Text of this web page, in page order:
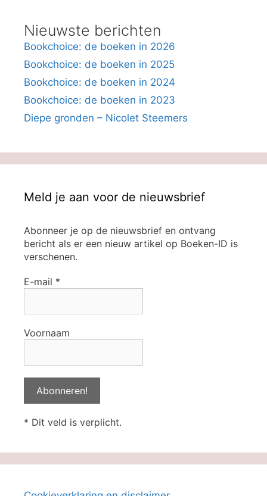
Nieuwste berichten
Bookchoice: de boeken in 2026
Bookchoice: de boeken in 2025
Bookchoice: de boeken in 2024
Bookchoice: de boeken in 2023
Diepe gronden – Nicolet Steemers
Meld je aan voor de nieuwsbrief
Abonneer je op de nieuwsbrief en ontvang
bericht als er een nieuw artikel op Boeken-ID is
verschenen.
E-mail *
Voornaam
* Dit veld is verplicht.